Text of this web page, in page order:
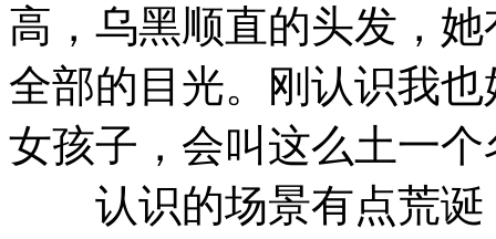
高，乌黑顺直的头发，
全部的目光。刚认识我
女孩子，会叫这么土一个
认识的场景有点荒诞